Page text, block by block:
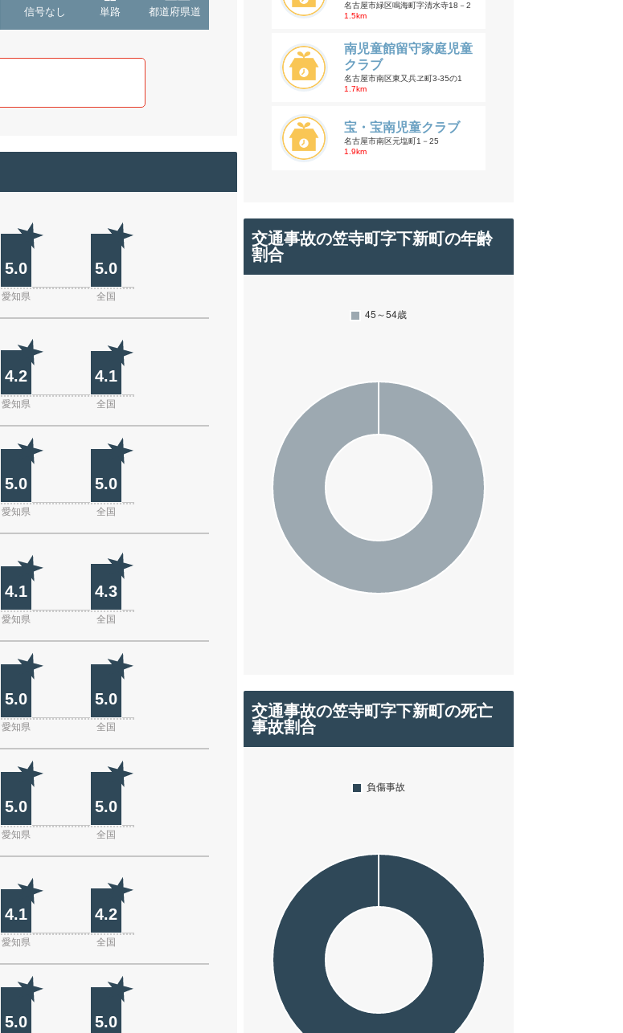
信号なし 単路 都道府県道
5.0 5.0
愛知県 全国
4.2 4.1
愛知県 全国
5.0 5.0
愛知県 全国
4.1 4.3
愛知県 全国
5.0 5.0
愛知県 全国
5.0 5.0
愛知県 全国
4.1 4.2
愛知県 全国
5.0 5.0
名古屋市緑区鳴海町字清水寺18－2
1.5km
南児童館留守家庭児童
クラブ
名古屋市南区東又兵ヱ町3-35の1
1.7km
宝・宝南児童クラブ
名古屋市南区元塩町1－25
1.9km
交通事故の笠寺町字下新町の年齢
割合
交通事故の笠寺町字下新町の死亡
事故割合